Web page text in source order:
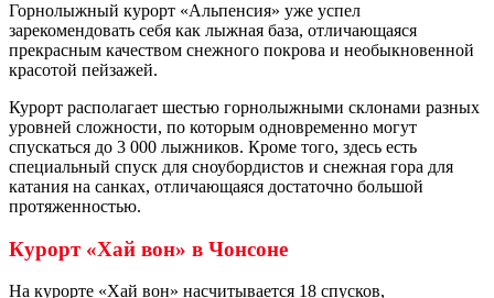
Горнолыжный курорт «Альпенсия» уже успел
зарекомендовать себя как лыжная база, отличающаяся
прекрасным качеством снежного покрова и необыкновенной
красотой пейзажей.
Курорт располагает шестью горнолыжными склонами разных
уровней сложности, по которым одновременно могут
спускаться до 3 000 лыжников. Кроме того, здесь есть
специальный спуск для сноубордистов и снежная гора для
катания на санках, отличающаяся достаточно большой
протяженностью.
Курорт «Хай вон» в Чонсоне
На курорте «Хай вон» насчитывается 18 спусков,